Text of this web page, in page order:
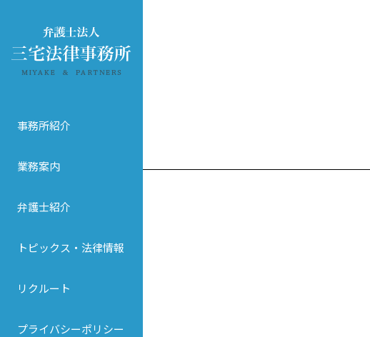
事務所紹介
業務案内
弁護士紹介
トピックス・法律情報
リクルート
プライバシーポリシー